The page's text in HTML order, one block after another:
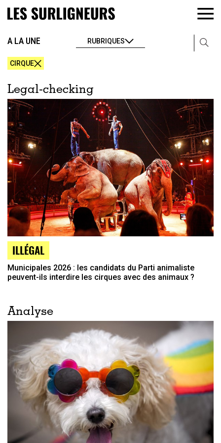
A LA UNE RUBRIQUES
CIRQUE
Legal-checking
ILLÉGAL
Municipales 2026 : les candidats du Parti animaliste
peuvent-ils interdire les cirques avec des animaux ?
Analyse